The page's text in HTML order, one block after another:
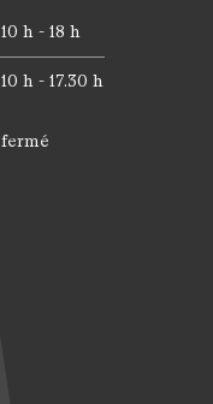
10 h - 18 h
10 h - 17.30 h
fermé